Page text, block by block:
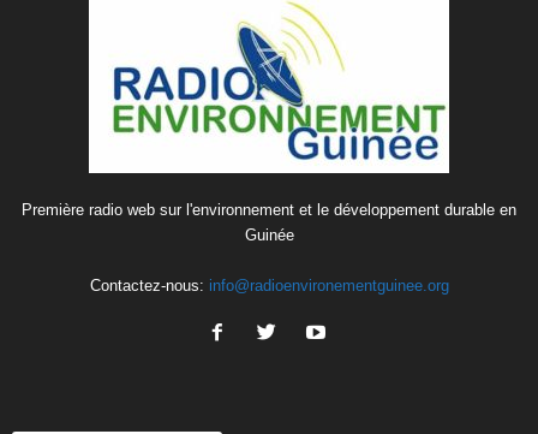
Première radio web sur l'environnement et le développement durable en
Guinée
Contactez-nous: info@radioenvironementguinee.org